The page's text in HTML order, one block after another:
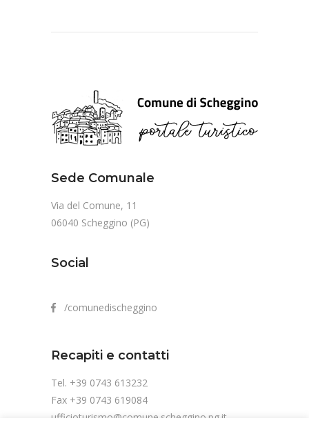
Sede Comunale
Via del Comune, 11
06040 Scheggino (PG)
Social
/comunedischeggino
Recapiti e contatti
Tel. +39 0743 613232
Fax +39 0743 619084
ufficioturismo@comune.scheggino.pg.it